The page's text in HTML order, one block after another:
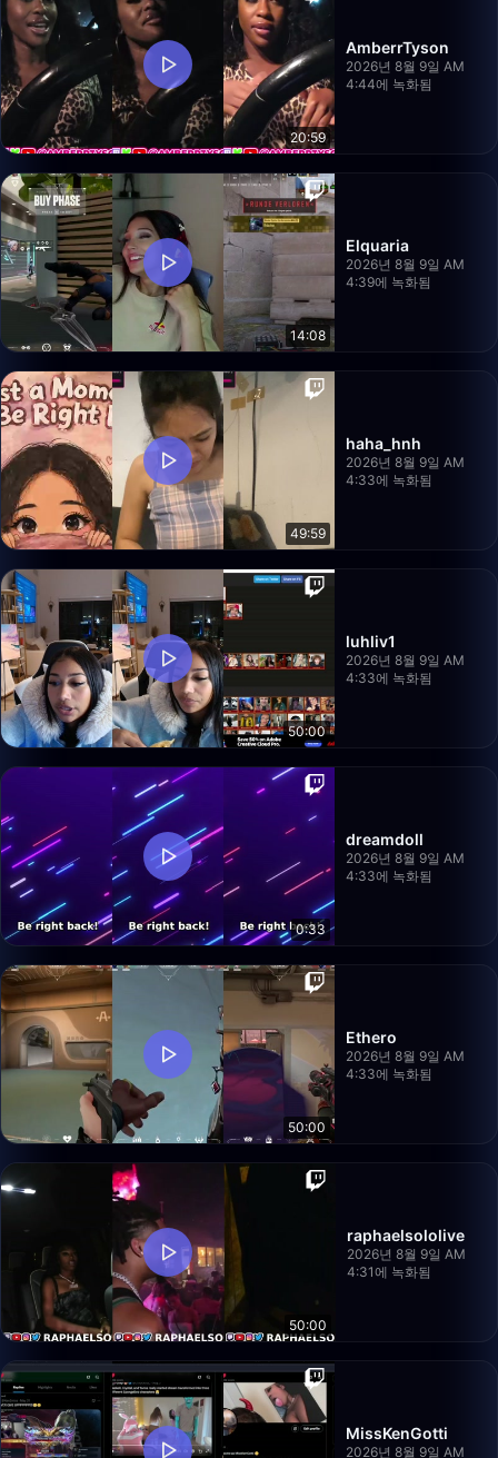
20:59
AmberrTyson
2026년 8월 9일 AM
4:44에 녹화됨
14:08
Elquaria
2026년 8월 9일 AM
4:39에 녹화됨
49:59
haha_hnh
2026년 8월 9일 AM
4:33에 녹화됨
50:00
luhliv1
2026년 8월 9일 AM
4:33에 녹화됨
0:33
dreamdoll
2026년 8월 9일 AM
4:33에 녹화됨
50:00
Ethero
2026년 8월 9일 AM
4:33에 녹화됨
50:00
raphaelsololive
2026년 8월 9일 AM
4:31에 녹화됨
MissKenGotti
2026년 8월 9일 AM